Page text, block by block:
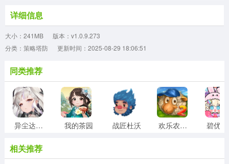
详细信息
大小：241MB
版本：v1.0.9.273
分类：策略塔防
更新时间：2025-08-29 18:06:51
同类推荐
异尘达米拉 我的茶园 战匠杜沃 欢乐农场2中文版
相关推荐